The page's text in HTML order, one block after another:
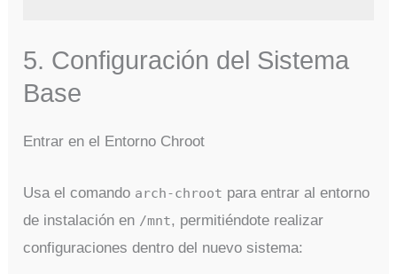
5. Configuración del Sistema
Base
Entrar en el Entorno Chroot
Usa el comando arch-chroot para entrar al entorno
de instalación en /mnt, permitiéndote realizar
configuraciones dentro del nuevo sistema: